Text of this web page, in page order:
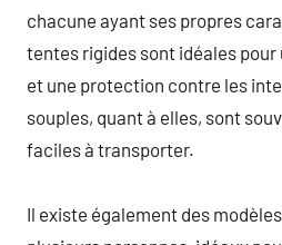
chacune ayant ses propres
tentes rigides sont idéales
et une protection contre les
souples, quant à elles, sont
faciles à transporter.
Il existe également des